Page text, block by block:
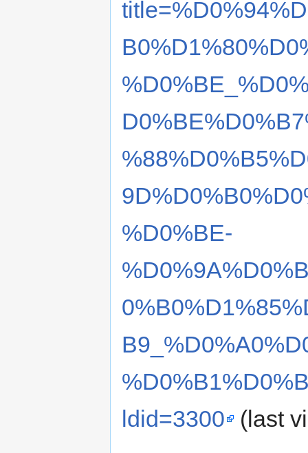
%D0%BE-
ldid=3300
(last